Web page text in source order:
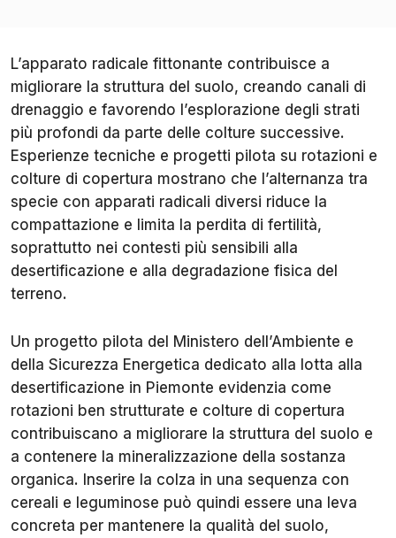
L’apparato radicale fittonante contribuisce a
migliorare la struttura del suolo, creando canali di
drenaggio e favorendo l’esplorazione degli strati
più profondi da parte delle colture successive.
Esperienze tecniche e progetti pilota su rotazioni e
colture di copertura mostrano che l’alternanza tra
specie con apparati radicali diversi riduce la
compattazione e limita la perdita di fertilità,
soprattutto nei contesti più sensibili alla
desertificazione e alla degradazione fisica del
terreno.
Un progetto pilota del Ministero dell’Ambiente e
della Sicurezza Energetica dedicato alla lotta alla
desertificazione in Piemonte evidenzia come
rotazioni ben strutturate e colture di copertura
contribuiscano a migliorare la struttura del suolo e
a contenere la mineralizzazione della sostanza
organica. Inserire la colza in una sequenza con
cereali e leguminose può quindi essere una leva
concreta per mantenere la qualità del suolo,